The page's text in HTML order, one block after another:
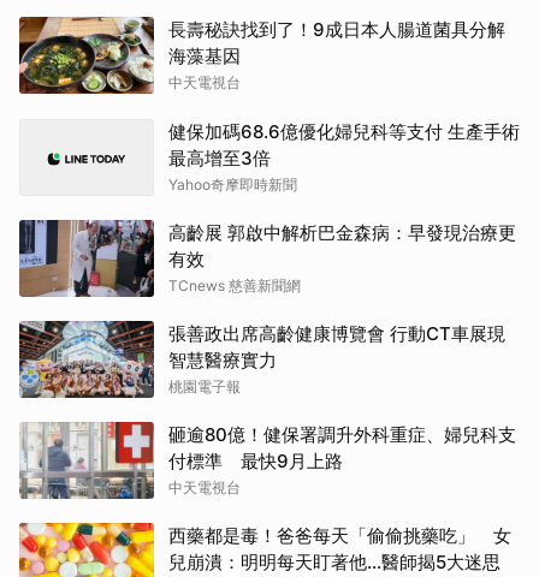
長壽秘訣找到了！9成日本人腸道菌具分解
海藻基因
中天電視台
健保加碼68.6億優化婦兒科等支付 生產手術
最高增至3倍
Yahoo奇摩即時新聞
高齡展 郭啟中解析巴金森病：早發現治療更
有效
TCnews 慈善新聞網
張善政出席高齡健康博覽會 行動CT車展現
智慧醫療實力
桃園電子報
砸逾80億！健保署調升外科重症、婦兒科支
付標準 最快9月上路
中天電視台
西藥都是毒！爸爸每天「偷偷挑藥吃」 女
兒崩潰：明明每天盯著他…醫師揭5大迷思